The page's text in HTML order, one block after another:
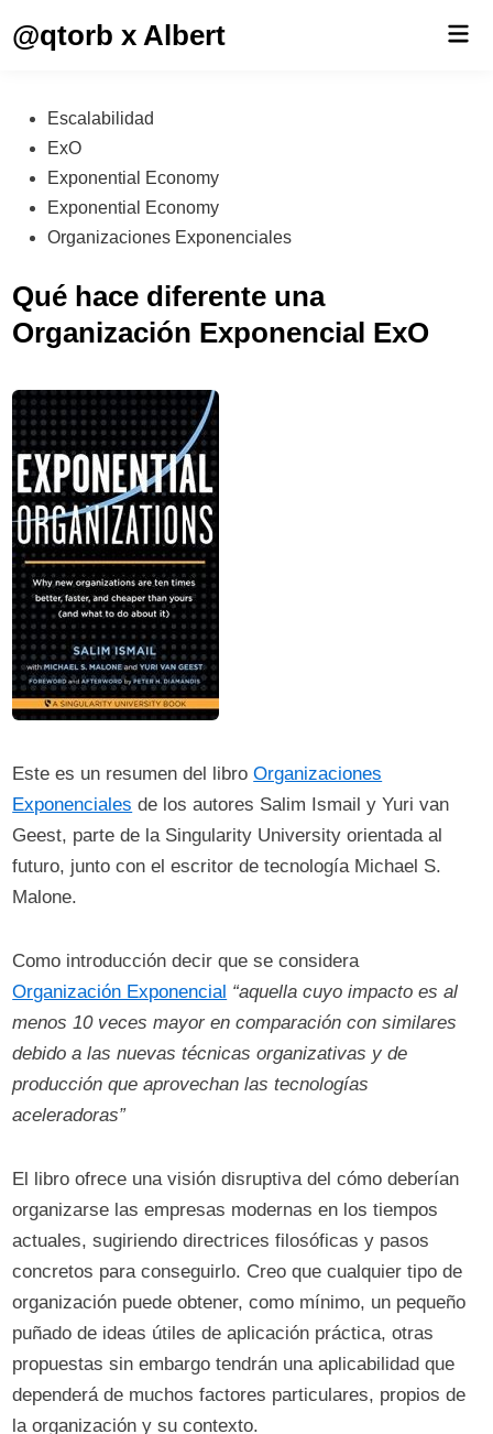
@qtorb x Albert
Publicado
en
Escalabilidad
ExO
Exponential Economy
Exponential Economy
Organizaciones Exponenciales
Qué hace diferente una
Organización Exponencial ExO
Este es un resumen del libroOrganizaciones
Exponenciales de los autores Salim Ismail y Yuri van
Geest, parte de la Singularity University orientada al
futuro, junto con el escritor de tecnología Michael S.
Malone.
Como introducción decir que se considera
Organización Exponencial “aquella cuyo impacto es al
menos 10 veces mayor en comparación con similares
debido a las nuevas técnicas organizativas y de
producción que aprovechan las tecnologías
aceleradoras”
El libro ofrece una visión disruptiva del cómo deberían
organizarse las empresas modernas en los tiempos
actuales, sugiriendo directrices filosóficas y pasos
concretos para conseguirlo. Creo que cualquier tipo de
organización puede obtener, como mínimo, un pequeño
puñado de ideas útiles de aplicación práctica, otras
propuestas sin embargo tendrán una aplicabilidad que
dependerá de muchos factores particulares, propios de
la organización y su contexto.